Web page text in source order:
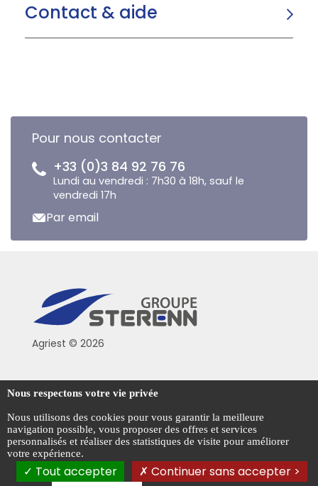
Contact & aide
Pour nous contacter
+33 (0)3 84 92 76 76
Lundi au vendredi : 7h30 à 18h, sauf le
vendredi 17h
Par email
Agriest © 2026
Conditions générales de vente
Mentions légales
Politique de confidentialité
Gestion des cookies
Nous respectons votre vie privée
Nous utilisons des cookies pour vous garantir la meilleure
navigation possible, vous proposer des offres et services
personnalisés et réaliser des statistiques de visite pour améliorer
votre expérience.
Tout accepter
Continuer sans accepter >